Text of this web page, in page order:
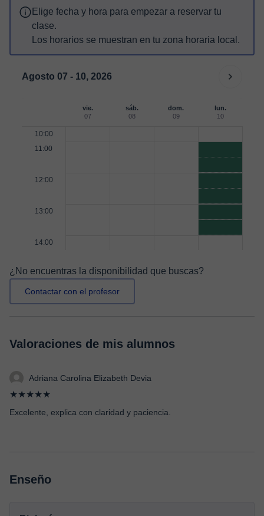
Elige fecha y hora para empezar a reservar tu
clase.
Los horarios se muestran en tu zona horaria local.
Agosto 07 - 10, 2026
vie.
07
sáb.
08
dom.
09
lun.
10
10:00
11:00
12:00
13:00
14:00
¿No encuentras la disponibilidad que buscas?
Contactar con el profesor
Valoraciones de mis alumnos
Adriana Carolina Elizabeth Devia
★★★★★
Excelente, explica con claridad y paciencia.
Enseño